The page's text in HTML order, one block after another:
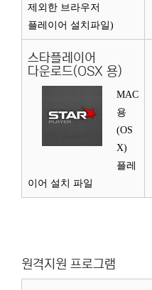
제외한 브라우저
플레이어 설치파일)
스타플레이어
다운로드(OSX 용)
MAC
용
(OS
X)
플레
이어 설치 파일
원격지원 프로그램